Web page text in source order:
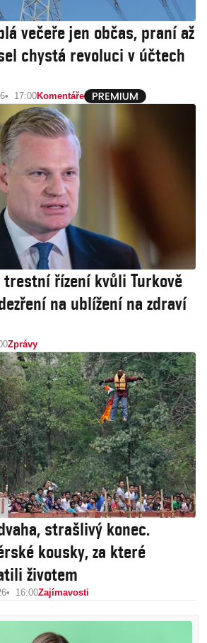
večeře jen občas, praní až
chystá revoluci v účtech
17:00Komentáře
trestní řízení kvůli Turkově
na ublížení na zdraví
Zprávy
strašlivý konec.
kousky, za které
životem
16:00Zajímavosti